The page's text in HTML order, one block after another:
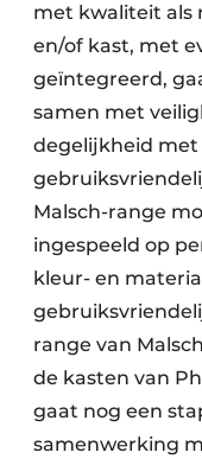
met kwaliteit als
en/of kast, met
geïntegreerd,
samen met
degelijkheid met
Malsch-range
ingespeeld op
kleur- en
range van
de kasten van
gaat nog een
samenwerking